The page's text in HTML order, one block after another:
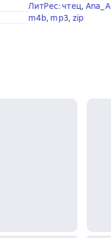
ЛитРес: чтец, Ana_A
m4b, mp3, zip